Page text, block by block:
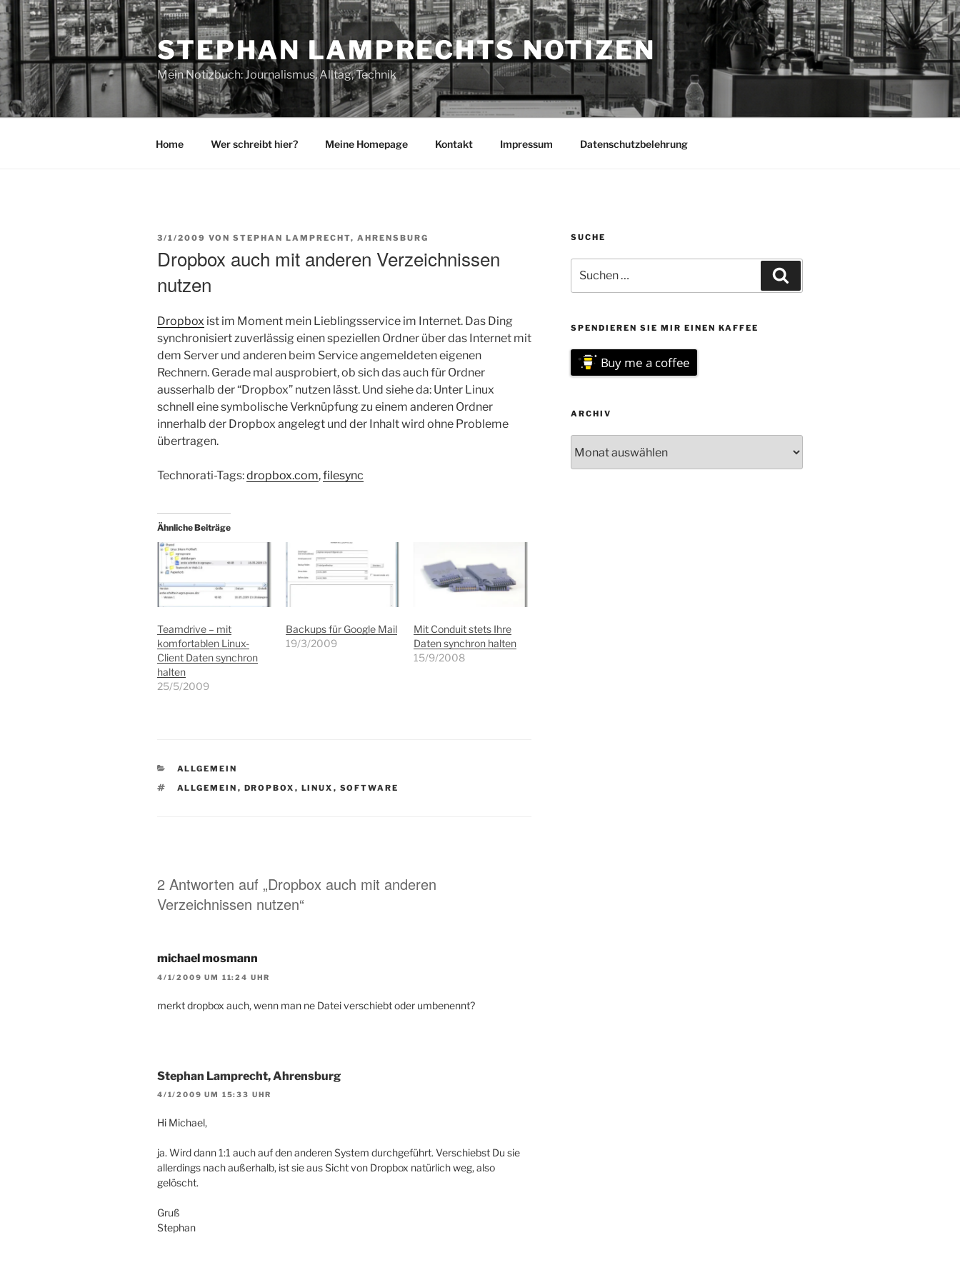
Zum
Inhalt
springen
STEPHAN LAMPRECHTS NOTIZEN
Mein Notizbuch: Journalismus, Alltag, Technik
Home Wer schreibt hier? Meine Homepage Kontakt Impressum Datenschutzbelehrung
VERÖFFENTLICHT
3/1/2009 VON STEPHAN LAMPRECHT, AHRENSBURG
Dropbox auch mit anderen Verzeichnissen
nutzen
Dropbox ist im Moment mein Lieblingsservice im Internet. Das Ding
synchronisiert zuverlässig einen speziellen Ordner über das Internet mit
dem Server und anderen beim Service angemeldeten eigenen
Rechnern. Gerade mal ausprobiert, ob sich das auch für Ordner
ausserhalb der “Dropbox” nutzen lässt. Und siehe da: Unter Linux
schnell eine symbolische Verknüpfung zu einem anderen Ordner
innerhalb der Dropbox angelegt und der Inhalt wird ohne Probleme
übertragen.
Technorati-Tags:dropbox.com,filesync
Ähnliche Beiträge
Teamdrive – mit
komfortablen Linux-
Client Daten synchron
halten
25/5/2009
Backups für Google Mail
19/3/2009
Mit Conduit stets Ihre
Daten synchron halten
15/9/2008
KATEGORIEN
ALLGEMEIN
SCHLAGWÖRTER
ALLGEMEIN , DROPBOX , LINUX , SOFTWARE
2 Antworten auf „Dropbox auch mit anderen
Verzeichnissen nutzen“
michael mosmann
4/1/2009 UM 11:24 UHR
merkt dropbox auch, wenn man ne Datei verschiebt oder umbenennt?
Stephan Lamprecht, Ahrensburg
4/1/2009 UM 15:33 UHR
Hi Michael,
ja. Wird dann 1:1 auch auf den anderen System durchgeführt. Verschiebst Du sie
allerdings nach außerhalb, ist sie aus Sicht von Dropbox natürlich weg, also
gelöscht.
Gruß
Stephan
SUCHE
nach:
SPENDIEREN SIE MIR EINEN KAFFEE
Buy me a coffee
ARCHIV